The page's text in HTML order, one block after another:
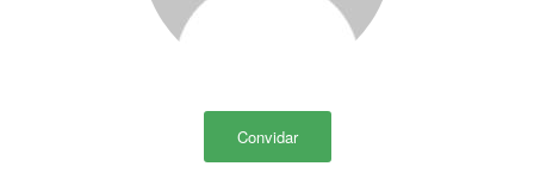
Convidar